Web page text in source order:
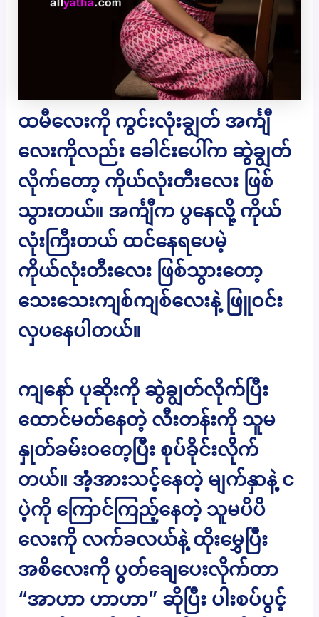
ထမီလေးကို ကွင်းလုံးချွတ် အင်္ကျီ
လေးကိုလည်း ခေါင်းပေါ်က ဆွဲချွတ်
လိုက်တော့ ကိုယ်လုံးတီးလေး ဖြစ်
သွားတယ်။ အင်္ကျီက ပွနေလို့ ကိုယ်
လုံးကြီးတယ် ထင်နေရပေမဲ့
ကိုယ်လုံးတီးလေး ဖြစ်သွားတော့
သေးသေးကျစ်ကျစ်လေးနဲ့ ဖြူဝင်း
လှပနေပါတယ်။
ကျနော် ပုဆိုးကို ဆွဲချွတ်လိုက်ပြီး
ထောင်မတ်နေတဲ့ လီးတန်းကို သူမ
နှုတ်ခမ်းဝတေ့ပြီး စုပ်ခိုင်းလိုက်
တယ်။ အံ့အားသင့်နေတဲ့ မျက်နှာနဲ့ င
ပဲ့ကို ကြောင်ကြည့်နေတဲ့ သူမပိပိ
လေးကို လက်ခလယ်နဲ့ ထိုးမွှေပြီး
အစိလေးကို ပွတ်ချေပေးလိုက်တာ
“အာဟာ ဟာဟာ” ဆိုပြီး ပါးစပ်ပွင့်